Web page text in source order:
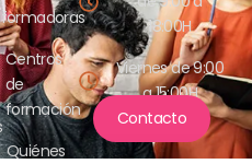
formadoras
Centros
de
formación
Quiénes
18:00H
Viernes de 9:00
a 15:00H
Contacto